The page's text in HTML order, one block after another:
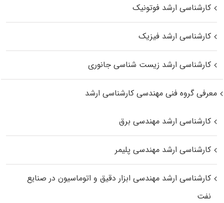
کارشناسی ارشد فوتونیک
کارشناسی ارشد فیزیک
کارشناسی ارشد زیست‌ شناسی جانوری
معرفی گروه فنی مهندسی کارشناسی ارشد
کارشناسی ارشد مهندسی برق
کارشناسی ارشد مهندسی پلیمر
کارشناسی ارشد مهندسی ابزار دقیق و اتوماسیون در صنایع
نفت